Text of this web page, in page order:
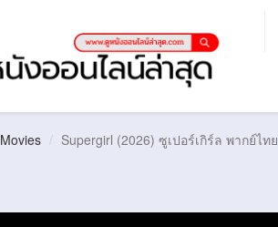
Movies Supergirl (2026) ซูเปอร์เกิร์ล พากย์ไทย